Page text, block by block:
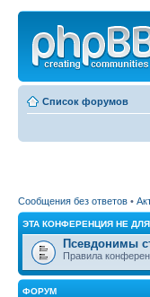
Список форумов
Сообщения без ответов •
ЭТА КОНФЕРЕНЦИЯ НЕ
Псевдонимы
Правила
ФОРУМ